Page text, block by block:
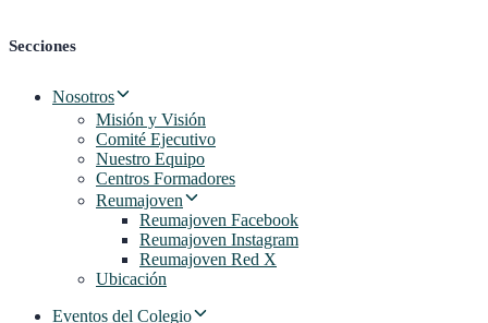
Secciones
Nosotros
Misión y Visión
Comité Ejecutivo
Nuestro Equipo
Centros Formadores
Reumajoven
Reumajoven Facebook
Reumajoven Instagram
Reumajoven Red X
Ubicación
Eventos del Colegio